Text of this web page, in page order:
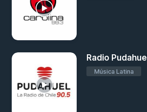
Radio Pudahuel
Música Latina